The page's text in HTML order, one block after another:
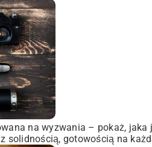
na wyzwania – pokaż,
solidnością, gotowością na